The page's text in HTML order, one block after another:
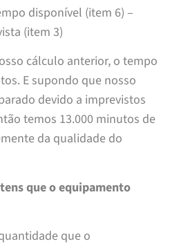
disponível (item 6) –
(item 3)
cálculo anterior, o tempo
E supondo que nosso
devido a imprevistos
temos 13.000 minutos de
da qualidade do
que o equipamento
que o